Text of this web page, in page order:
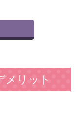
メリット